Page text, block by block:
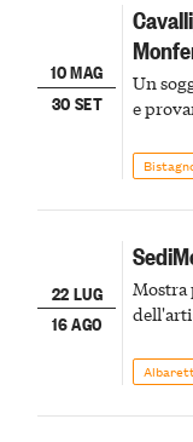
10 MAG
30 SET
Un
e
22 LUG
16 AGO
Mostra